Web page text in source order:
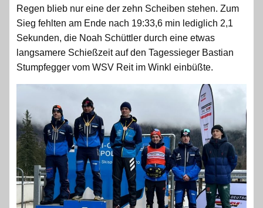
Regen blieb nur eine der zehn Scheiben stehen. Zum
Sieg fehlten am Ende nach 19:33,6 min lediglich 2,1
Sekunden, die Noah Schüttler durch eine etwas
langsamere Schießzeit auf den Tagessieger Bastian
Stumpfegger vom WSV Reit im Winkl einbüßte.